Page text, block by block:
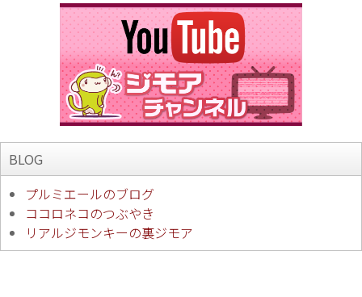
BLOG
プルミエールのブログ
ココロネコのつぶやき
リアルジモンキーの裏ジモア